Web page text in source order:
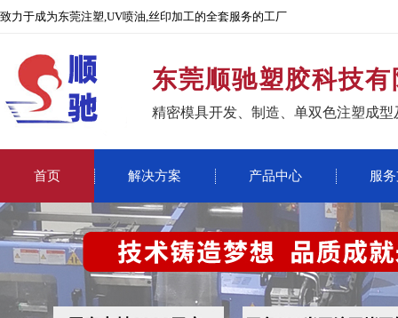
致力于成为东莞注塑,UV喷油,丝印加工的全套服务的工厂
东莞顺驰塑胶科技
精密模具开发、制造、单双色注塑成
首页 解决方案 产品中心 服